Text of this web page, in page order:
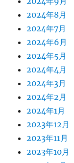
2024年8月
2024年7月
2024年6月
2024年5月
2024年4月
2024年3月
2024年2月
2024年1月
2023年12月
2023年11月
2023年10月